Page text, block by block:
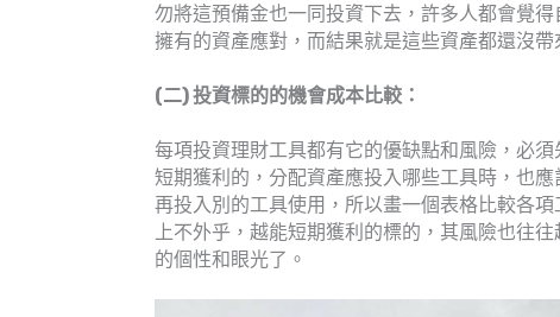
勿將這預備金也一同投資下去，許多人都會覺
擁有的資產應對，而結果就是這些資產都還沒帶
(二) 投資標的的機會成本比較：
每項投資理財工具都有它的優缺點和風險，必
短期獲利的，分配資產應投入哪些工具時，也
再投入別的工具使用，所以畫一個表格比較各
上不外乎，越能短期獲利的標的，其風險也往
的個性和眼光了。